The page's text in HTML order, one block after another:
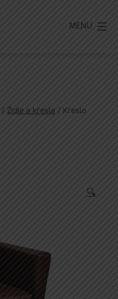
MENU
/Židle a křesla/ Křeslo
🔍